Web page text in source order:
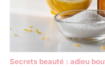
Secrets beauté : adieu